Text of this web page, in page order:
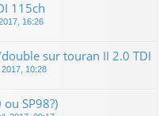
115ch
16:26
sur touran II 2.0 TDI
2017, 10:28
SP98?)